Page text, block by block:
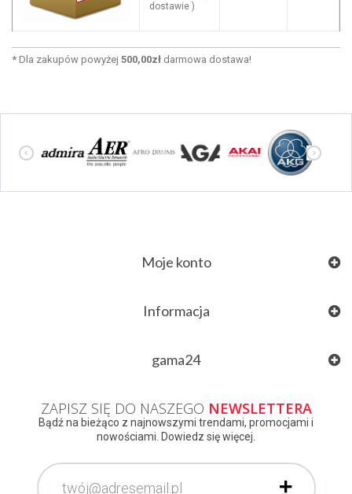
dostawie )
* Dla zakupów powyżej 500,00zł darmowa dostawa!
Moje konto
Informacja
gama24
ZAPISZ SIĘ DO NASZEGO NEWSLETTERA
Bądź na bieżąco z najnowszymi trendami, promocjami i
nowościami. Dowiedz się więcej.